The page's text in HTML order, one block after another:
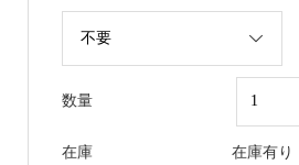
数量
在庫 在庫有り